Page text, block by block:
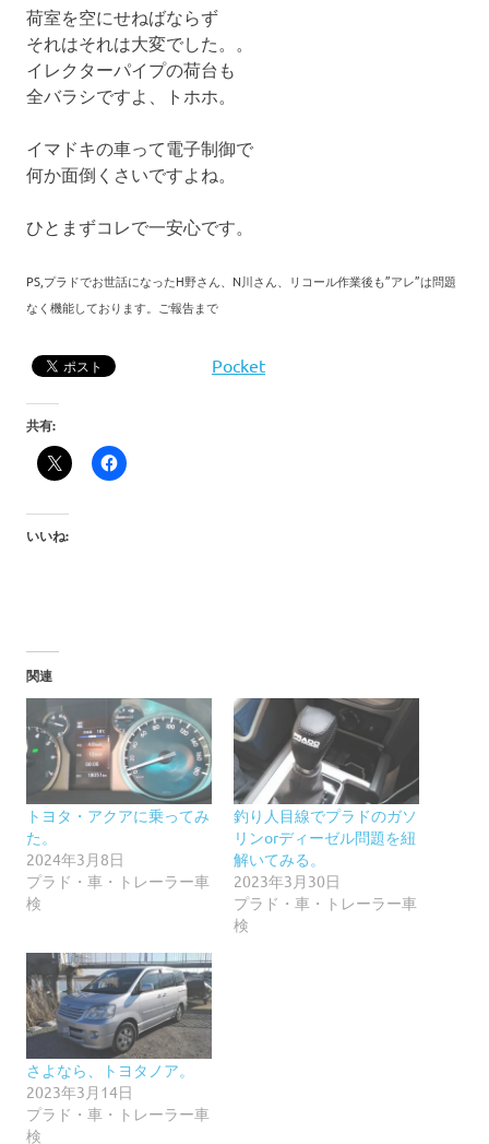
荷室を空にせねばならず
それはそれは大変でした。。
イレクターパイプの荷台も
全バラシですよ、トホホ。
イマドキの車って電子制御で
何か面倒くさいですよね。
ひとまずコレで一安心です。
PS,プラドでお世話になったH野さん、N川さん、リコール作業後も”アレ”は問題
なく機能しております。ご報告まで
Pocket
共有:
いいね:
関連
トヨタ・アクアに乗ってみ
た。
2024年3月8日
プラド・車・トレーラー車
検
釣り人目線でプラドのガソ
リンorディーゼル問題を紐
解いてみる。
2023年3月30日
プラド・車・トレーラー車
検
さよなら、トヨタノア。
2023年3月14日
プラド・車・トレーラー車
検